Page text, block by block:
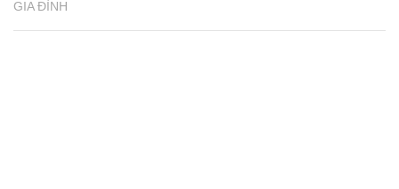
GIA ĐÌNH